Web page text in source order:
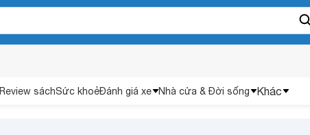
Review sáchSức khoẻĐánh giá xe Nhà cửa & Đời sống Khác